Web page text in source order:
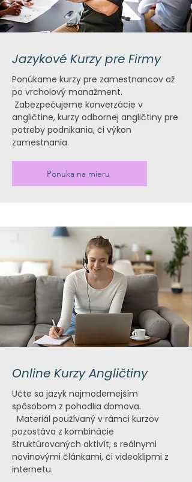
Jazykové Kurzy pre Firmy
Ponúkame kurzy pre zamestnancov až
po vrcholový manažment.
Zabezpečujeme konverzácie v
angličtine, kurzy odbornej angličtiny pre
potreby podnikania, či výkon
zamestnania.
Ponuka na mieru
Online Kurzy Angličtiny
Učte sa jazyk najmodernejším
spôsobom z pohodlia domova.
Materiál používaný v rámci kurzov
pozostáva z kombinácie
štruktúrovaných aktivít; s reálnymi
novinovými článkami, či videoklipmi z
internetu.